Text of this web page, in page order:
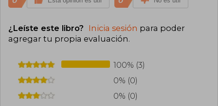
¿Leíste este libro? Inicia sesión para poder
agregar tu propia evaluación.
100% (3)
0% (0)
0% (0)